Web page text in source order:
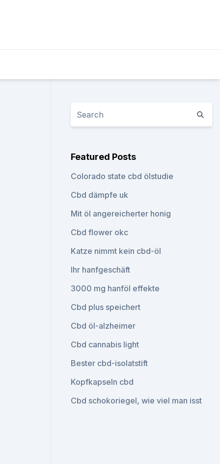
Featured Posts
Colorado state cbd ölstudie
Cbd dämpfe uk
Mit öl angereicherter honig
Cbd flower okc
Katze nimmt kein cbd-öl
Ihr hanfgeschäft
3000 mg hanföl effekte
Cbd plus speichert
Cbd öl-alzheimer
Cbd cannabis light
Bester cbd-isolatstift
Kopfkapseln cbd
Cbd schokoriegel, wie viel man isst